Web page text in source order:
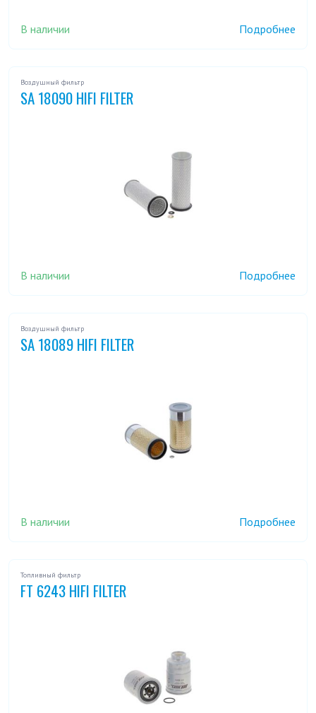
В наличии Подробнее
Воздушный фильтр
SA 18090 HIFI FILTER
В наличии Подробнее
Воздушный фильтр
SA 18089 HIFI FILTER
В наличии Подробнее
Топливный фильтр
FT 6243 HIFI FILTER